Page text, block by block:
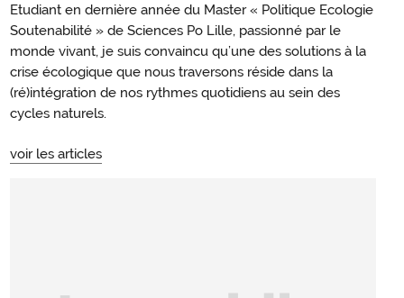
Etudiant en dernière année du Master « Politique Ecologie
Soutenabilité » de Sciences Po Lille, passionné par le
monde vivant, je suis convaincu qu’une des solutions à la
crise écologique que nous traversons réside dans la
(ré)intégration de nos rythmes quotidiens au sein des
cycles naturels.
voir les articles